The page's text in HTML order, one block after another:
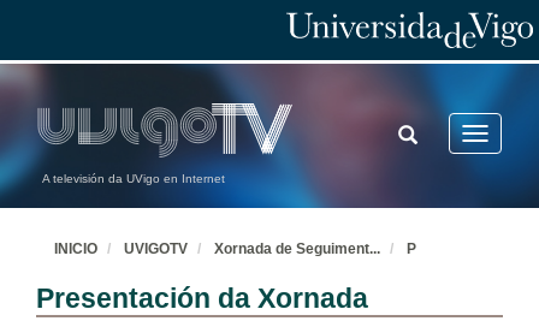
A televisión da UVigo en Internet
Toggle
TOGGLE
SEARCH
INICIO UVIGOTV Xornada de Seguiment... P
Presentación da Xornada